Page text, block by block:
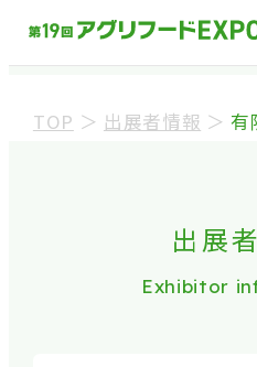
展示会場へ
来場登録が
来場事前登録
※業界関係者を対象とし
TOP ＞ 出展者情報 ＞ 有
出展
Exhibitor